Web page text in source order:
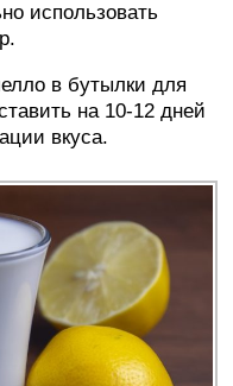
использовать
в бутылки для
на 10-12 дней
вкуса.